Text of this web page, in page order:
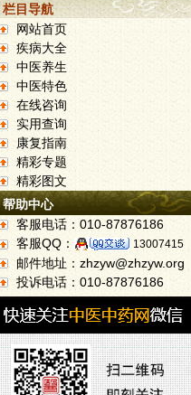
栏目导航
网站首页
疾病大全
中医养生
中医特色
在线咨询
实用查询
康复指南
精彩专题
精彩图文
帮助中心
客服电话：010-87876186
客服QQ：
13007415
邮件地址：zhzyw@zhzyw.org
投诉电话：010-87876186